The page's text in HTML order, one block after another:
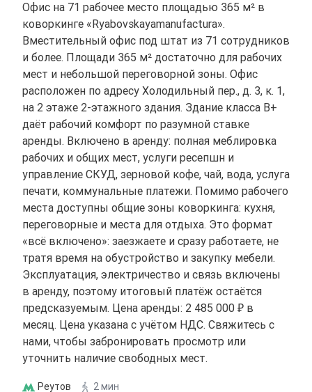
Офис на 71 рабочее место площадью 365 м² в
коворкинге «Ryabovskayamanufactura».
Вместительный офис под штат из 71 сотрудников
и более. Площади 365 м² достаточно для рабочих
мест и небольшой переговорной зоны. Офис
расположен по адресу Холодильный пер., д. 3, к. 1,
на 2 этаже 2-этажного здания. Здание класса B+
даёт рабочий комфорт по разумной ставке
аренды. Включено в аренду: полная меблировка
рабочих и общих мест, услуги ресепшн и
управление СКУД, зерновой кофе, чай, вода, услуга
печати, коммунальные платежи. Помимо рабочего
места доступны общие зоны коворкинга: кухня,
переговорные и места для отдыха. Это формат
«всё включено»: заезжаете и сразу работаете, не
тратя время на обустройство и закупку мебели.
Эксплуатация, электричество и связь включены
в аренду, поэтому итоговый платёж остаётся
предсказуемым. Цена аренды: 2 485 000 ₽ в
месяц. Цена указана с учётом НДС. Свяжитесь с
нами, чтобы забронировать просмотр или
уточнить наличие свободных мест.
Реутов
2 мин